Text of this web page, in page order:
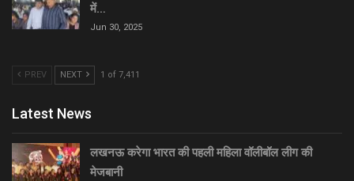
में…
Jun 30, 2025
PREV NEXT 1 of 7,411
Latest News
लखनऊ करेगा भारत की पहली महिला वॉलीबॉल लीग की
मेजबानी